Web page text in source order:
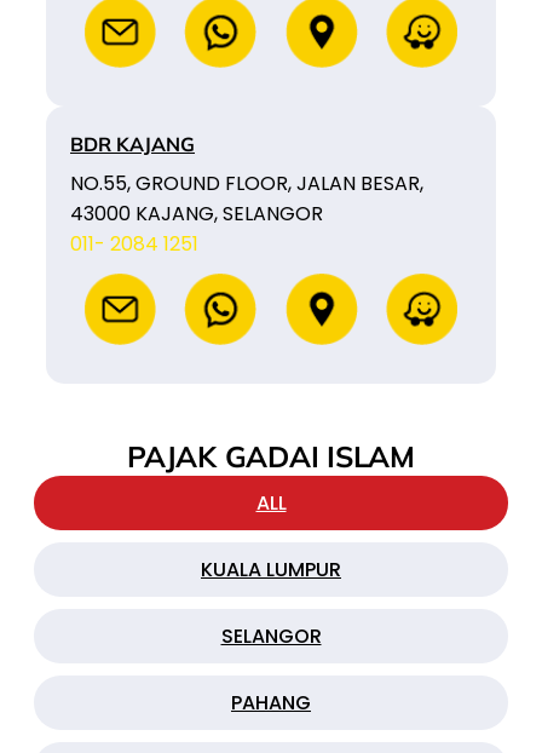
BDR KAJANG
NO.55, GROUND FLOOR, JALAN BESAR,
43000 KAJANG, SELANGOR
011- 2084 1251
PAJAK GADAI ISLAM
ALL
KUALA LUMPUR
SELANGOR
PAHANG